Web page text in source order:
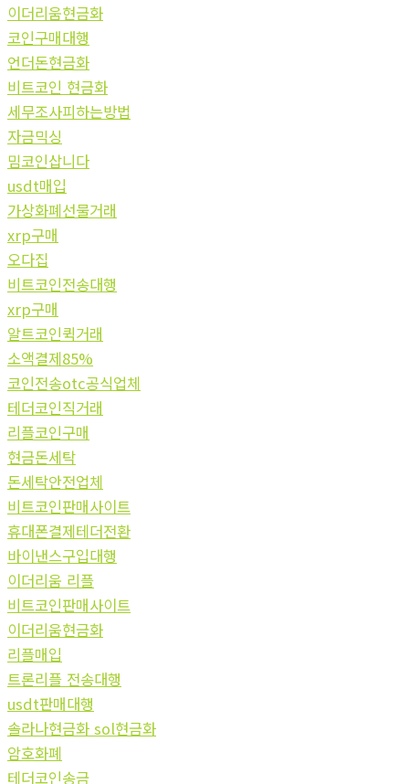
이더리움현금화
코인구매대행
언더돈현금화
비트코인 현금화
세무조사피하는방법
자금믹싱
밈코인삽니다
usdt매입
가상화폐선물거래
xrp구매
오다집
비트코인전송대행
xrp구매
알트코인퀵거래
소액결제85%
코인전송otc공식업체
테더코인직거래
리플코인구매
현금돈세탁
돈세탁안전업체
비트코인판매사이트
휴대폰결제테더전환
바이낸스구입대행
이더리움 리플
비트코인판매사이트
이더리움현금화
리플매입
트론리플 전송대행
usdt판매대행
솔라나현금화 sol현금화
암호화폐
테더코인송금